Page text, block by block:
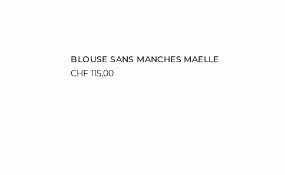
BLOUSE SANS MANCHES MAELLE
CHF 115,00
XL